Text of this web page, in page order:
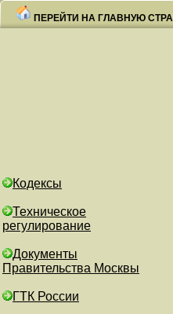
ПЕРЕЙТИ НА ГЛАВНУЮ
Кодексы
Техническое
регулирование
Документы
Правительства Москвы
ГТК России